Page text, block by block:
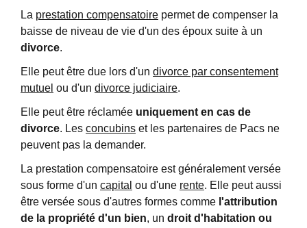
La prestation compensatoire permet de compenser la
baisse de niveau de vie d'un des époux suite à un
divorce.
Elle peut être due lors d'un divorce par consentement
mutuel ou d'un divorce judiciaire.
Elle peut être réclamée uniquement en cas de
divorce. Les concubins et les partenaires de Pacs ne
peuvent pas la demander.
La prestation compensatoire est généralement versée
sous forme d'un capital ou d'une rente. Elle peut aussi
être versée sous d'autres formes comme l'attribution
de la propriété d'un bien, un droit d'habitation ou